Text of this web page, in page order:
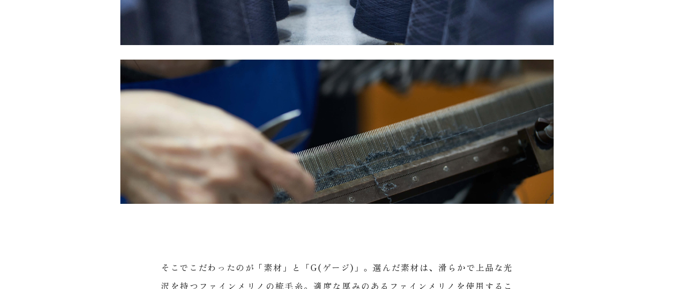
そこでこだわったのが「素材」と「G(ゲージ)」。選んだ素材は、滑らかで上品な光
沢を持つファインメリノの梳毛糸。適度な厚みのあるファインメリノを使用するこ